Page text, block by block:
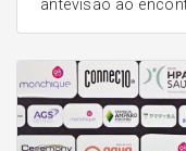
antevisão ao
equipa está
coragem que nos
jogo referente à
Super está
às 20H30 no